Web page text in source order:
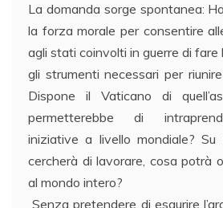
La domanda sorge spontanea:
la forza morale per consentire
agli stati coinvolti in guerre di fare
gli strumenti necessari per
Dispone il Vaticano di
permetterebbe di
iniziative a livello mondiale? Su
cercherà di lavorare, cosa potrà
al mondo intero?
Senza pretendere di esaurire